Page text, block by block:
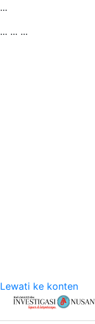
...
... ... ...
Lewati ke konten